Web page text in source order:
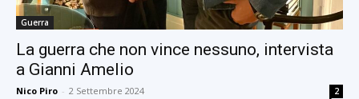
Guerra
La guerra che non vince nessuno, intervista
a Gianni Amelio
Nico Piro - 2 Settembre 2024 2